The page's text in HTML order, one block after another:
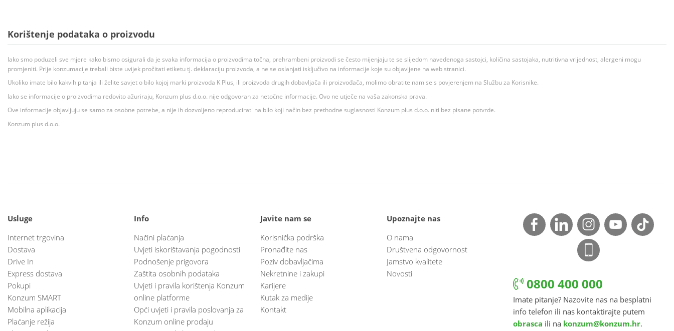
Korištenje podataka o proizvodu
Iako smo poduzeli sve mjere kako bismo osigurali da je svaka informacija o proizvodima točna, prehrambeni proizvodi se često mijenjaju te se slijedom navedenoga sastojci, količina sastojaka, nutritivna vrijednost, alergeni mogu
promjeniti. Prije konzumacije trebali biste uvijek pročitati etiketu tj. deklaraciju proizvoda, a ne se oslanjati isključivo na informacije koje su objavljene na web stranici.
Ukoliko imate bilo kakvih pitanja ili želite savjet o bilo kojoj marki proizvoda K Plus, ili proizvoda drugih dobavljača ili proizvođača, molimo obratite nam se s povjerenjem na Službu za Korisnike.
Iako se informacije o proizvodima redovito ažuriraju, Konzum plus d.o.o. nije odgovoran za netočne informacije. Ovo ne utječe na vaša zakonska prava.
Ove informacije objavljuju se samo za osobne potrebe, a nije ih dozvoljeno reproducirati na bilo koji način bez prethodne suglasnosti Konzum plus d.o.o. niti bez pisane potvrde.
Konzum plus d.o.o.
Usluge
Internet trgovina
Dostava
Drive In
Express dostava
Pokupi
Konzum SMART
Mobilna aplikacija
Plaćanje režija
Info
Načini plaćanja
Uvjeti iskorištavanja pogodnosti
Podnošenje prigovora
Zaštita osobnih podataka
Uvjeti i pravila korištenja Konzum
online platforme
Opći uvjeti i pravila poslovanja za
Konzum online prodaju
Javite nam se
Korisnička podrška
Pronađite nas
Poziv dobavljačima
Nekretnine i zakupi
Karijere
Kutak za medije
Kontakt
Upoznajte nas
O nama
Društvena odgovornost
Jamstvo kvalitete
Novosti
0800 400 000
Imate pitanje? Nazovite nas na besplatni
info telefon ili nas kontaktirajte putem
obrasca ili na konzum@konzum.hr.